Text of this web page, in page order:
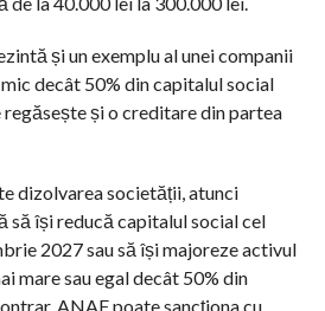
și un exemplu al unei companii
decât 50% din capitalul social
și o creditare din partea
dizolvarea societății, atunci
să își reducă capitalul social cel
2027 sau să își majoreze activul
mare sau egal decât 50% din
ANAF poate sancționa cu